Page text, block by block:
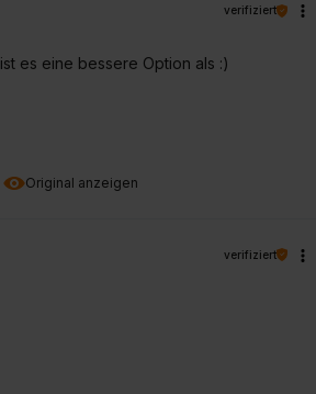
Original anzeigen
verifiziert
es eine bessere Option als :)
verifiziert